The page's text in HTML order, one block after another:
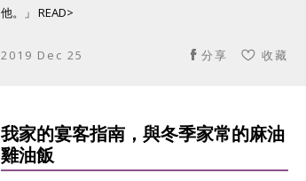
他。」 READ>
2019 Dec 25 收藏
分享
我家的宴客指南，與冬季家常的麻油
雞油飯